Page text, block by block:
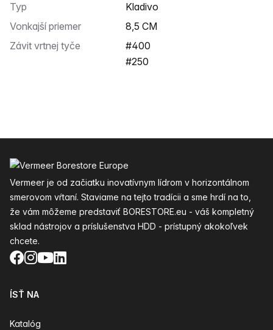
Typ
Kladivo
Vonkajší priemer
8,5 CM
Závit vrtnej tyče
#400
#250
Vermeer je od začiatku inovatívnym lídrom v horizontálnom
smerovom vŕtaní. Staviame na tejto tradícii a sme hrdí na to,
že vám môžeme predstaviť BORESTORE.eu - váš kompletný
sklad nástrojov a príslušenstva HDD - prístupný akokoľvek
chcete.
Facebook
Instagram
YouTube
LinkedIn
ÍSŤ NA
Katalóg